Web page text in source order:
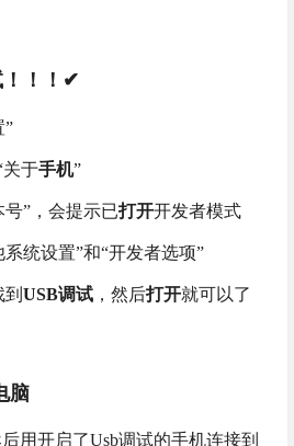
！！！✔
”
关于手机”
”，会提示已打开开发者模式
统设置”和“开发者选项”
USB调试 ，然后打开就可以了
脑
后用开启了Usb调试的手机连接到